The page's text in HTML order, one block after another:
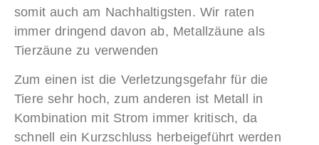
somit auch am Nachhaltigsten. Wir raten
immer dringend davon ab, Metallzäune als
Tierzäune zu verwenden
Zum einen ist die Verletzungsgefahr für die
Tiere sehr hoch, zum anderen ist Metall in
Kombination mit Strom immer kritisch, da
schnell ein Kurzschluss herbeigeführt werden